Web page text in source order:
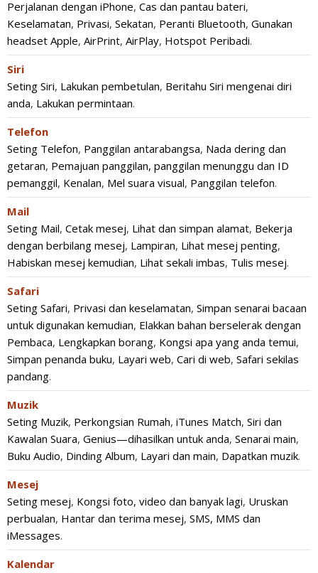
Perjalanan dengan iPhone, Cas dan pantau bateri,
Keselamatan, Privasi, Sekatan, Peranti Bluetooth, Gunakan
headset Apple, AirPrint, AirPlay, Hotspot Peribadi.
Siri
Seting Siri, Lakukan pembetulan, Beritahu Siri mengenai diri
anda, Lakukan permintaan.
Telefon
Seting Telefon, Panggilan antarabangsa, Nada dering dan
getaran, Pemajuan panggilan, panggilan menunggu dan ID
pemanggil, Kenalan, Mel suara visual, Panggilan telefon.
Mail
Seting Mail, Cetak mesej, Lihat dan simpan alamat, Bekerja
dengan berbilang mesej, Lampiran, Lihat mesej penting,
Habiskan mesej kemudian, Lihat sekali imbas, Tulis mesej.
Safari
Seting Safari, Privasi dan keselamatan, Simpan senarai bacaan
untuk digunakan kemudian, Elakkan bahan berselerak dengan
Pembaca, Lengkapkan borang, Kongsi apa yang anda temui,
Simpan penanda buku, Layari web, Cari di web, Safari sekilas
pandang.
Muzik
Seting Muzik, Perkongsian Rumah, iTunes Match, Siri dan
Kawalan Suara, Genius—dihasilkan untuk anda, Senarai main,
Buku Audio, Dinding Album, Layari dan main, Dapatkan muzik.
Mesej
Seting mesej, Kongsi foto, video dan banyak lagi, Uruskan
perbualan, Hantar dan terima mesej, SMS, MMS dan
iMessages.
Kalendar